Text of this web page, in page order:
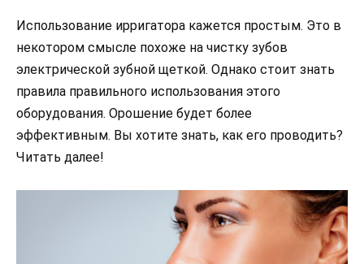
Использование ирригатора кажется простым. Это в
некотором смысле похоже на чистку зубов
электрической зубной щеткой. Однако стоит знать
правила правильного использования этого
оборудования. Орошение будет более
эффективным. Вы хотите знать, как его проводить?
Читать далее!